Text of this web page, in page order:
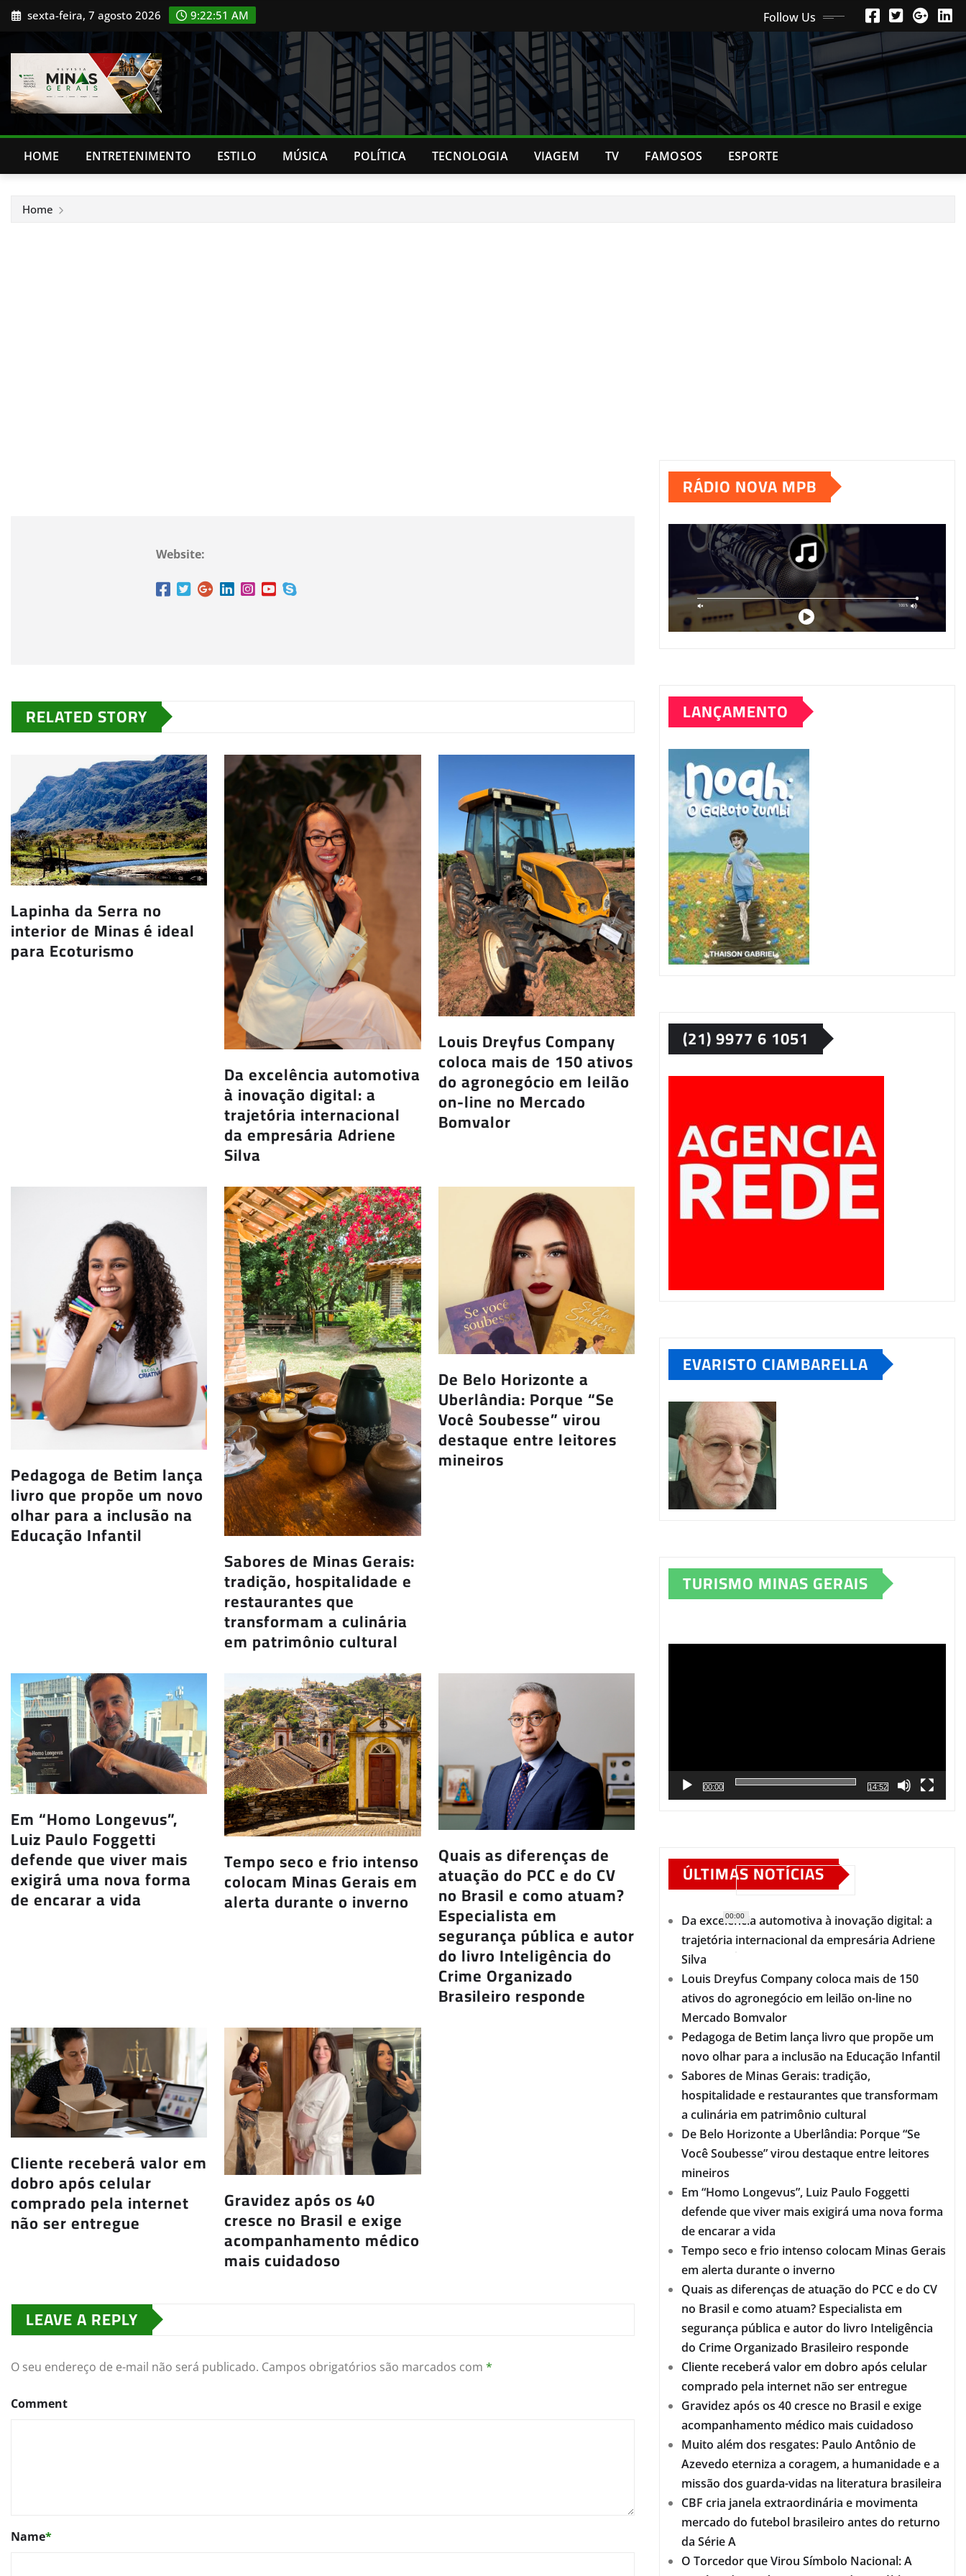
Skip sexta-feira, 7 agosto 2026 9:22:53 AM Follow Us
HOME ENTRETENIMENTO ESTILO MÚSICA POLÍTICA TECNOLOGIA VIAGEM TV FAMOSOS ESPORTE
Home
Website:
RELATED STORY
Lapinha da Serra no
interior de Minas é ideal
para Ecoturismo
Da excelência automotiva
à inovação digital: a
trajetória internacional
da empresária Adriene
Silva
Louis Dreyfus Company
coloca mais de 150 ativos
do agronegócio em leilão
on-line no Mercado
Bomvalor
Pedagoga de Betim lança
livro que propõe um novo
olhar para a inclusão na
Educação Infantil
Sabores de Minas Gerais:
tradição, hospitalidade e
restaurantes que
transformam a culinária
em patrimônio cultural
De Belo Horizonte a
Uberlândia: Porque “Se
Você Soubesse” virou
destaque entre leitores
mineiros
Em “Homo Longevus”,
Luiz Paulo Foggetti
defende que viver mais
exigirá uma nova forma
de encarar a vida
Tempo seco e frio intenso
colocam Minas Gerais em
alerta durante o inverno
Quais as diferenças de
atuação do PCC e do CV
no Brasil e como atuam?
Especialista em
segurança pública e autor
do livro Inteligência do
Crime Organizado
Brasileiro responde
Cliente receberá valor em
dobro após celular
comprado pela internet
não ser entregue
Gravidez após os 40
cresce no Brasil e exige
acompanhamento médico
mais cuidadoso
LEAVE A REPLY
O seu endereço de e-mail não será publicado. Campos obrigatórios são marcados com *
Comment
Name*
RÁDIO NOVA MPB
LANÇAMENTO
(21) 9977 6 1051
EVARISTO CIAMBARELLA
TURISMO MINAS GERAIS
00:00
00:00
14:52
ÚLTIMAS NOTÍCIAS
Da excelência automotiva à inovação digital: a
trajetória internacional da empresária Adriene
Silva
Louis Dreyfus Company coloca mais de 150
ativos do agronegócio em leilão on-line no
Mercado Bomvalor
Pedagoga de Betim lança livro que propõe um
novo olhar para a inclusão na Educação Infantil
Sabores de Minas Gerais: tradição,
hospitalidade e restaurantes que transformam
a culinária em patrimônio cultural
De Belo Horizonte a Uberlândia: Porque “Se
Você Soubesse” virou destaque entre leitores
mineiros
Em “Homo Longevus”, Luiz Paulo Foggetti
defende que viver mais exigirá uma nova forma
de encarar a vida
Tempo seco e frio intenso colocam Minas Gerais
em alerta durante o inverno
Quais as diferenças de atuação do PCC e do CV
no Brasil e como atuam? Especialista em
segurança pública e autor do livro Inteligência
do Crime Organizado Brasileiro responde
Cliente receberá valor em dobro após celular
comprado pela internet não ser entregue
Gravidez após os 40 cresce no Brasil e exige
acompanhamento médico mais cuidadoso
Muito além dos resgates: Paulo Antônio de
Azevedo eterniza a coragem, a humanidade e a
missão dos guarda-vidas na literatura brasileira
CBF cria janela extraordinária e movimenta
mercado do futebol brasileiro antes do returno
da Série A
O Torcedor que Virou Símbolo Nacional: A